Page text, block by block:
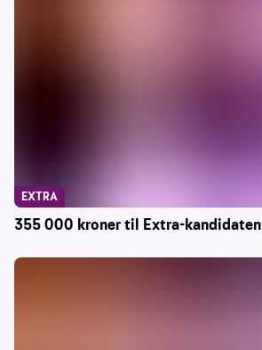
355 000 kroner til Extra-kandidaten
EXTRA